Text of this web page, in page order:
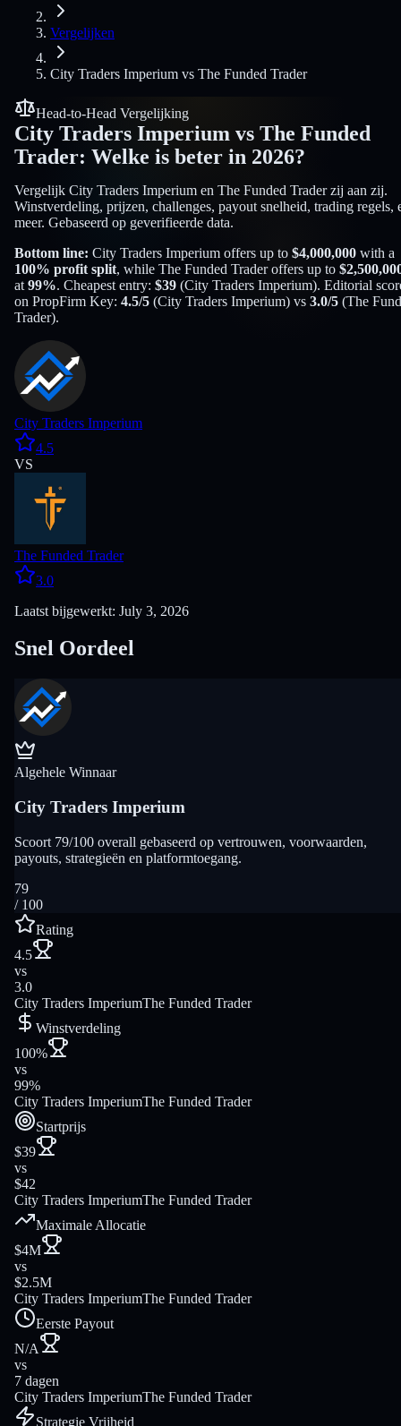
Vergelijken
City Traders Imperium vs The Funded Trader
Head-to-Head Vergelijking
City Traders Imperium vs The Funded
Trader: Welke is beter in 2026?
Vergelijk City Traders Imperium en The Funded Trader zij aan zij.
Winstverdeling, prijzen, challenges, payout snelheid, trading regels,
meer. Gebaseerd op geverifieerde data.
Bottom line: City Traders Imperium offers up to $4,000,000 with a
100% profit split, while The Funded Traderoffers up to $
at 99%. Cheapest entry: $39 (City Traders Imperium). Editorial
on PropFirm Key: 4.5/5 (City Traders Imperium) vs 3.0/5 (The
Trader).
City Traders Imperium
4.5
VS
The Funded Trader
3.0
Laatst bijgewerkt: July 3, 2026
Snel Oordeel
Algehele Winnaar
City Traders Imperium
Scoort 79/100 overall gebaseerd op vertrouwen, voorwaarden,
payouts, strategieën en platformtoegang.
79
/ 100
Rating
4.5
vs
3.0
City Traders ImperiumThe Funded Trader
Winstverdeling
100%
vs
99%
City Traders ImperiumThe Funded Trader
Startprijs
$39
vs
$42
City Traders ImperiumThe Funded Trader
Maximale Allocatie
$4M
vs
$2.5M
City Traders ImperiumThe Funded Trader
Eerste Payout
N/A
vs
7 dagen
City Traders ImperiumThe Funded Trader
Strategie Vrijheid